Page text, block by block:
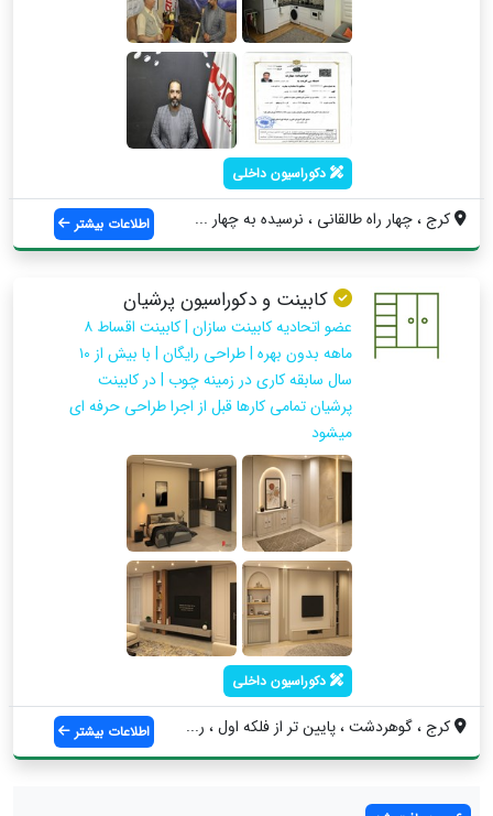
دکوراسیون داخلی
کرج ، چهار راه طالقانی ، نرسیده به چهار ... اطلاعات بیشتر
کابینت و دکوراسیون پرشیان
عضو اتحادیه کابینت سازان | کابینت اقساط ۸
ماهه بدون بهره | طراحی رایگان | با بیش از ۱۰
سال سابقه کاری در زمینه چوب | در کابینت
پرشیان تمامی کارها قبل از اجرا طراحی حرفه ای
میشود
دکوراسیون داخلی
کرج ، گوهردشت ، پایین تر از فلکه اول ، ر... اطلاعات بیشتر